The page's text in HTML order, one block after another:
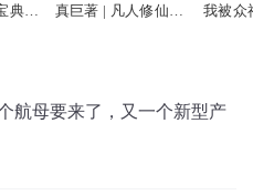
典大
真巨著 | 凡人修仙传
我被众
航母要来了，又一个新型产